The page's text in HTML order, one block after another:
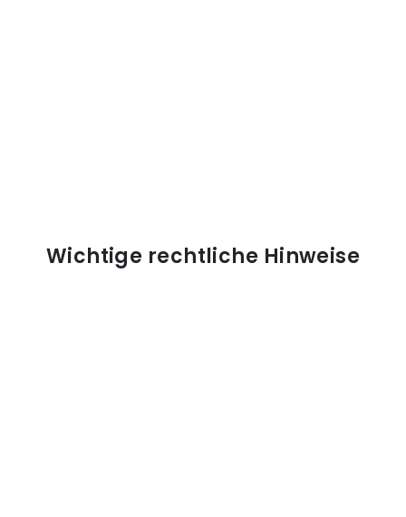
Wichtige rechtliche Hinweise